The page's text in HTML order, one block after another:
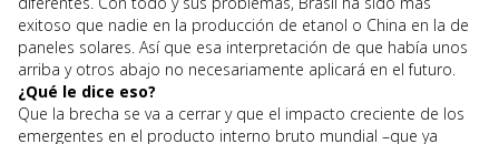
exitoso que nadie en la producción de etanol o China en la de
paneles solares. Así que esa interpretación de que había unos
arriba y otros abajo no necesariamente aplicará en el futuro.
¿Qué le dice eso?
Que la brecha se va a cerrar y que el impacto creciente de los
emergentes en el producto interno bruto mundial –que ya